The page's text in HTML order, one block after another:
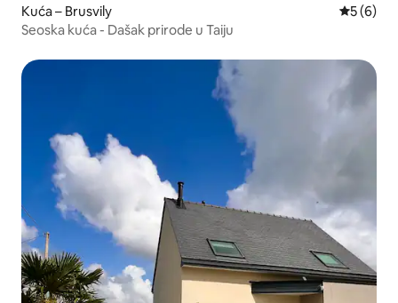
Kuća – Brusvily
5 (6)
Seoska kuća - Dašak prirode u Taiju